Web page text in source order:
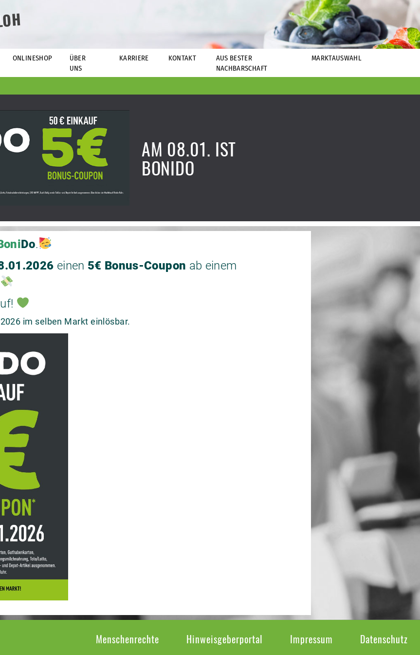
ONLINESHOP
ÜBER
UNS
KARRIERE KONTAKT
AUS BESTER
NACHBARSCHAFT
MARKTAUSWAHL
AM 08.01. IST
BONIDO
Do.
einen 5€ Bonus-Coupon ab einem
im selben Markt einlösbar.
Menschenrechte Hinweisgeberportal Impressum Datenschutz